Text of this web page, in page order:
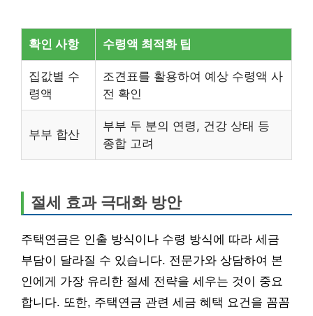
확인 사항 수령액 최적화 팁
집값별 수
령액
조견표를 활용하여 예상 수령액 사
전 확인
부부 합산
부부 두 분의 연령, 건강 상태 등
종합 고려
절세 효과 극대화 방안
주택연금은 인출 방식이나 수령 방식에 따라 세금
부담이 달라질 수 있습니다. 전문가와 상담하여 본
인에게 가장 유리한 절세 전략을 세우는 것이 중요
합니다. 또한, 주택연금 관련 세금 혜택 요건을 꼼꼼